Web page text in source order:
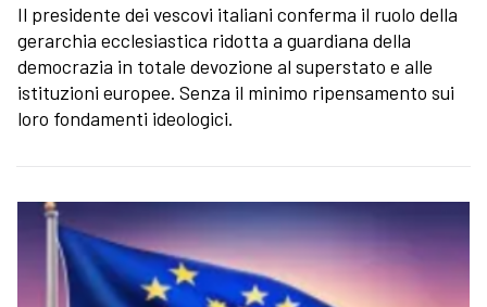
Il presidente dei vescovi italiani conferma il ruolo della
gerarchia ecclesiastica ridotta a guardiana della
democrazia in totale devozione al superstato e alle
istituzioni europee. Senza il minimo ripensamento sui
loro fondamenti ideologici.